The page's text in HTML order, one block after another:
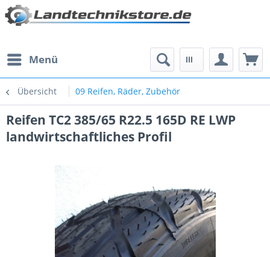
Menü
Übersicht 09 Reifen, Räder, Zubehör
Reifen TC2 385/65 R22.5 165D RE LWP
landwirtschaftliches Profil